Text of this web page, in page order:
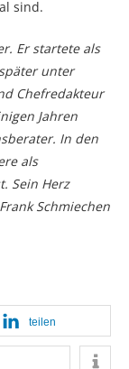
sind.
Er startete als
unter
Chefredakteur
Jahren
In den
als
Sein Herz
Schmiechen
teilen